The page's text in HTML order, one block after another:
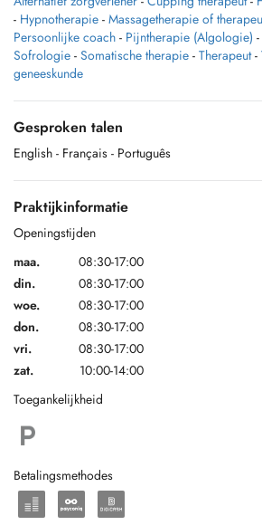
- Hypnotherapie - Massagetherapie of
Persoonlijke coach - Pijntherapie (Algologie) -
Sofrologie - Somatische therapie - Therapeut -
geneeskunde
Gesproken talen
English - Français - Português
Praktijkinformatie
Openingstijden
maa.
08:30-17:00
din.
08:30-17:00
woe.
08:30-17:00
don.
08:30-17:00
vri.
08:30-17:00
zat.
10:00-14:00
Toegankelijkheid
Betalingsmethodes